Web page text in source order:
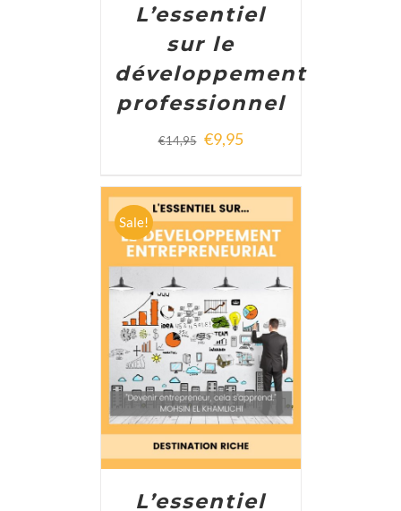
L’essentiel
sur le
développement
professionnel
€14,95 €9,95
Sale!
ADD TO CART / DETAILS
L’essentiel